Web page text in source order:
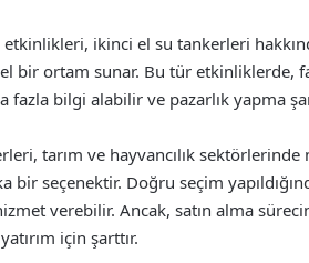
etkinlikleri, ikinci el su tankerleri
bir ortam sunar. Bu tür etkinliklerde,
fazla bilgi alabilir ve pazarlık yapma
tarım ve hayvancılık
seçenektir. Doğru seçim
verebilir. Ancak, satın alma
için şarttır.